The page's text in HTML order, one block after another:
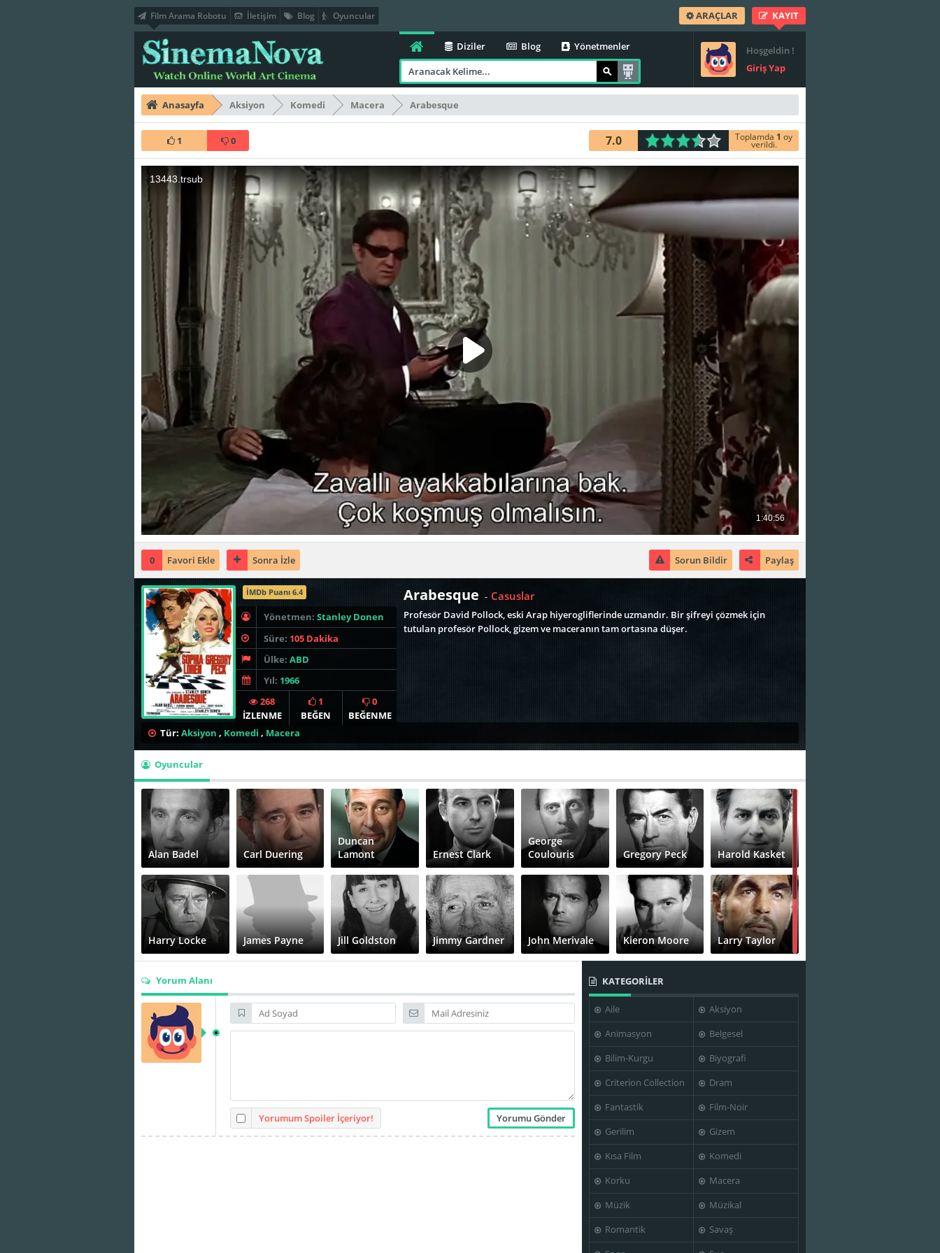
Film Arama Robotu İletişim Blog Oyuncular ARAÇLAR KAYIT
Hoşgeldin !
Giriş Yap
Diziler Blog Yönetmenler
Anasayfa Aksiyon Komedi Macera Arabesque
1 0 7.0 Toplamda 1 oy
verildi.
0 Favori Ekle Sonra İzle Paylaş
Sorun Bildir
İMDb Puanı 6.4
Yönetmen: Stanley Donen
Süre: 105 Dakika
Ülke: ABD
Yıl: 1966
268
İZLENME
1
BEĞEN
0
BEĞENME
Arabesque - Casuslar
Profesör David Pollock, eski Arap hiyerogliflerinde uzmandır. Bir şifreyi çözmek için
tutulan profesör Pollock, gizem ve maceranın tam ortasına düşer.
Tür: Aksiyon , Komedi , Macera
Oyuncular
Alan Badel Carl Duering
Duncan
Lamont
Ernest Clark
George
Coulouris
Gregory Peck Harold Kasket
Harry Locke James Payne Jill Goldston Jimmy Gardner John Merivale Kieron Moore Larry Taylor
Michael Bilton Sophia Loren
Davies
Stanley Donen
Yorum Alanı
Yorumum Spoiler İçeriyor!
KATEGORİLER
Aile
Aksiyon
Animasyon
Belgesel
Bilim-Kurgu
Biyografi
Criterion Collection
Dram
Fantastik
Film-Noir
Gerilim
Gizem
Kısa Film
Komedi
Korku
Macera
Müzik
Müzikal
Romantik
Savaş